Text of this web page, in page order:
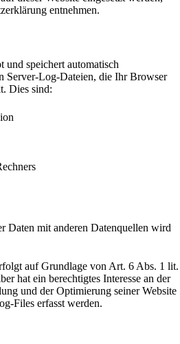
entnehmen.
und speichert automatisch
Server-Log-Dateien, die Ihr Browser
Dies sind:
Daten mit anderen Datenquellen wird
auf Grundlage von Art. 6 Abs. 1 lit.
hat ein berechtigtes Interesse an der
und der Optimierung seiner Website
Files erfasst werden.